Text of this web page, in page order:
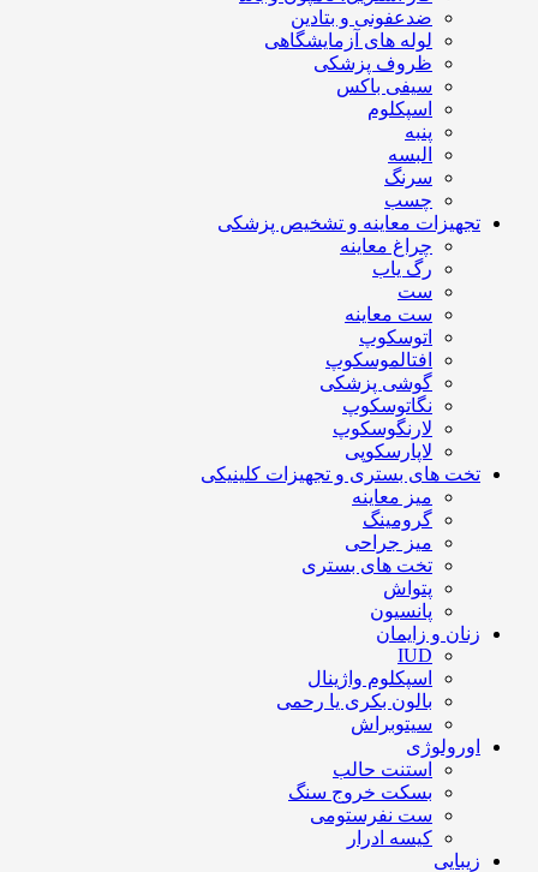
ضدعفونی و بتادین
لوله های آزمایشگاهی
ظروف پزشکی
سیفی باکس
اسپکلوم
پنبه
البسه
سرنگ
چسب
تجهیزات معاینه و تشخیص پزشکی
چراغ معاینه
رگ یاب
ست
ست معاینه
اتوسکوپ
افتالموسکوپ
گوشی پزشکی
نگاتوسکوپ
لارنگوسکوپ
لاپارسکوپی
تخت های بستری و تجهیزات کلینیکی
میز معاینه
گرومینگ
میز جراحی
تخت های بستری
پتواش
پانسیون
زنان و زایمان
IUD
اسپکلوم واژینال
بالون بکری یا رحمی
سیتوبراش
اورولوژی
استنت حالب
بسکت خروج سنگ
ست نفرستومی
کیسه ادرار
زیبایی